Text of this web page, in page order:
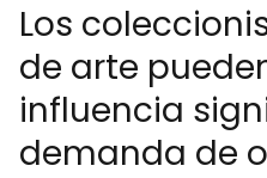
Los
de arte
influencia
demanda de